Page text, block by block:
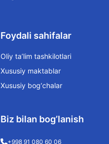
Foydali sahifalar
Oliy ta’lim tashkilotlari
Xususiy maktablar
Xususiy bog‘chalar
Biz bilan bog’lanish
+998 91 080 60 06